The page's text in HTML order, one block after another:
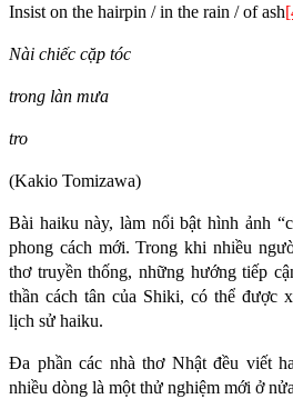
Insist on the hairpin / in the rain / of ash
Nài chiếc cặp tóc
trong làn mưa
tro
(Kakio Tomizawa)
Bài haiku này, làm nổi bật hình ảnh
phong cách mới. Trong khi nhiều
thơ truyền thống, những hướng tiếp
thần cách tân của Shiki, có thể được
lịch sử haiku.
Đa phần các nhà thơ Nhật đều viết
nhiều dòng là một thử nghiệm mới ở